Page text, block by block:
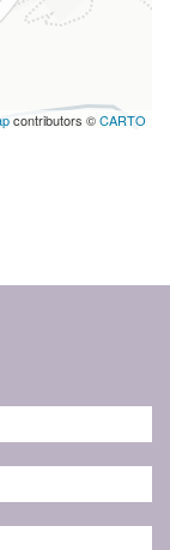
contributors ©CARTO